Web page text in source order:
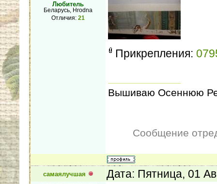
Любитель
Беларусь, Hrodna
Отличия: 21
Прикрепления:
Вышиваю Осеннюю
Сообщение
самаялучшая Дата: Пятница, 01